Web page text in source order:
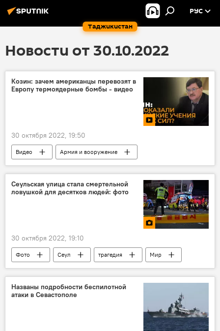
Таджикистан
РУС
Новости от 30.10.2022
Козин: зачем американцы перевозят в
Европу термоядерные бомбы - видео
30 октября 2022, 19:50
Видео
Армия и вооружение
Мнение
Политика
США
Мир
ядерная война
Сеульская улица стала смертельной
ловушкой для десятков людей: фото
30 октября 2022, 19:10
Фото Сеул трагедия
Мир
Южная Корея
жертвы
смерть
Происшествия, ЧП, криминал
Названы подробности беспилотной
атаки в Севастополе